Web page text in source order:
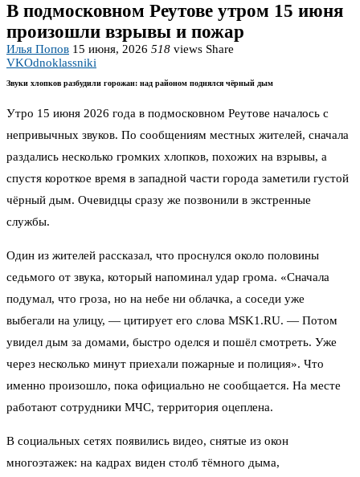
В подмосковном Реутове утром 15 июня
произошли взрывы и пожар
Илья Попов 15 июня, 2026 518 views Share
VKOdnoklassniki
Звуки хлопков разбудили горожан: над районом поднялся чёрный дым
Утро 15 июня 2026 года в подмосковном Реутове началось с
непривычных звуков. По сообщениям местных жителей, сначала
раздались несколько громких хлопков, похожих на взрывы, а
спустя короткое время в западной части города заметили густой
чёрный дым. Очевидцы сразу же позвонили в экстренные
службы.
Один из жителей рассказал, что проснулся около половины
седьмого от звука, который напоминал удар грома. «Сначала
подумал, что гроза, но на небе ни облачка, а соседи уже
выбегали на улицу, — цитирует его слова MSK1.RU. — Потом
увидел дым за домами, быстро оделся и пошёл смотреть. Уже
через несколько минут приехали пожарные и полиция». Что
именно произошло, пока официально не сообщается. На месте
работают сотрудники МЧС, территория оцеплена.
В социальных сетях появились видео, снятые из окон
многоэтажек: на кадрах виден столб тёмного дыма,